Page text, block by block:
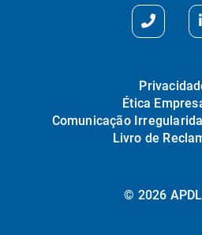
Ética
Comunicação
Livro de
© 2026